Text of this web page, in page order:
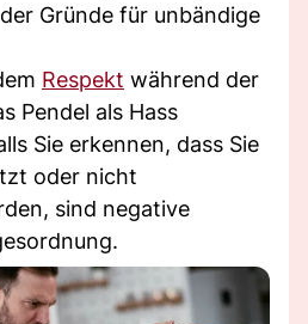
Gründe für unbändige
Respekt während der
Pendel als Hass
Sie erkennen, dass Sie
oder nicht
sind negative